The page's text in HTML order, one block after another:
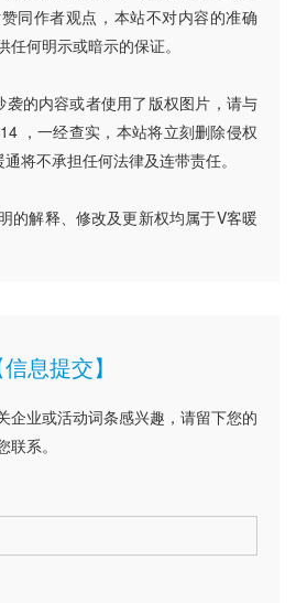
同作者观点，本站不对内容的准确
何明示或暗示的保证。
的内容或者使用了版权图片，请与
，一经查实，本站将立刻删除侵权
将不承担任何法律及连带责任。
的解释、修改及更新权均属于V客暖